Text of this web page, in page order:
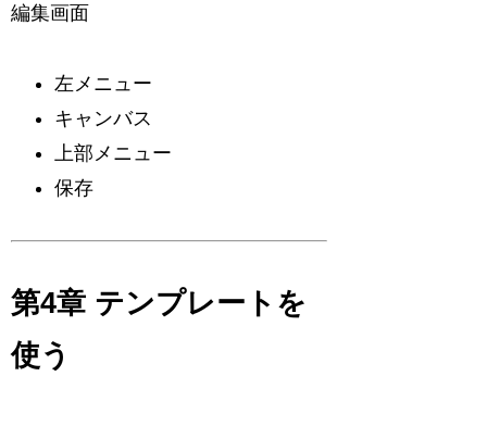
編集画面
左メニュー
キャンバス
上部メニュー
保存
第4章 テンプレートを
使う